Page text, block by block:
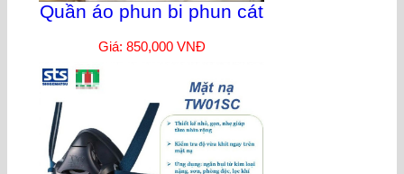
Quần áo phun bi phun cát
Giá: 850,000 VNĐ